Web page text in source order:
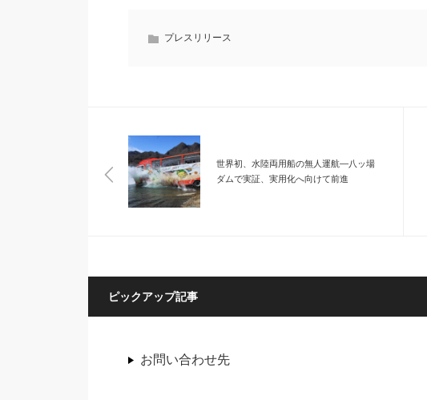
プレスリリース
世界初、水陸両用船の無人運航—八ッ場
ダムで実証、実用化へ向けて前進
ピックアップ記事
お問い合わせ先